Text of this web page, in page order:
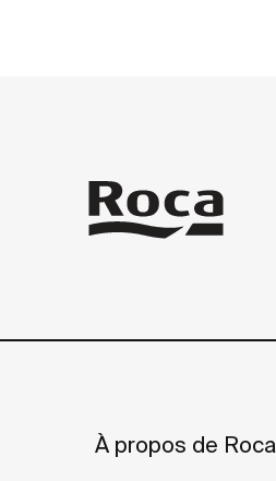
À propos de Roca